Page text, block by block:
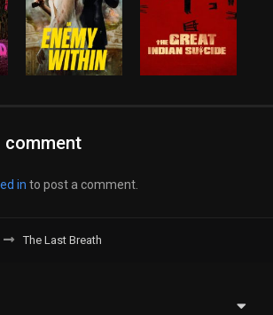
comment
in to post a comment.
The Last Breath